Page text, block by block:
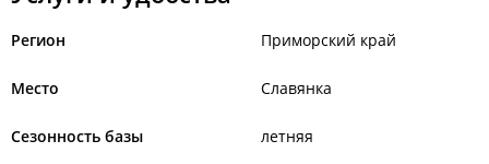
Регион Приморский край
Место Славянка
Сезонность базы летняя